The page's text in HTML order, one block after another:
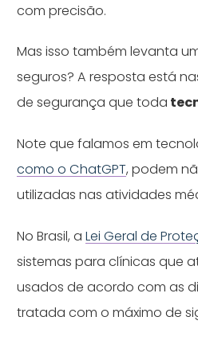
com precisão.
Mas isso também levanta
seguros? A resposta está
de segurança que toda
Note que falamos em
como o ChatGPT, podem
utilizadas nas atividades
No Brasil, aLei Geral de
sistemas para clínicas que
usados de acordo com as
tratada com o máximo de